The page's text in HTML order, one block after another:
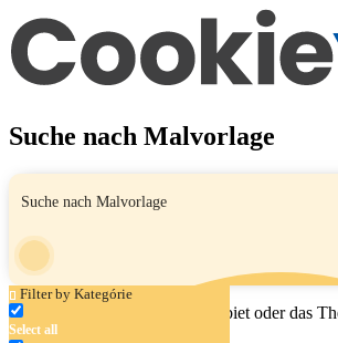
Suche nach Malvorlage
Filter by Kategórie
Select all
Geben Sie den Namen, das Gebiet oder das
Malbuchs ein.